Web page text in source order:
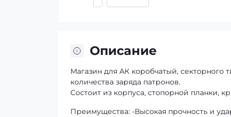
Описание
Магазин для АК коробчатый, секторного
количества заряда патронов.
Состоит из корпуса, стопорной планки,
Преимущества: -Высокая прочность и